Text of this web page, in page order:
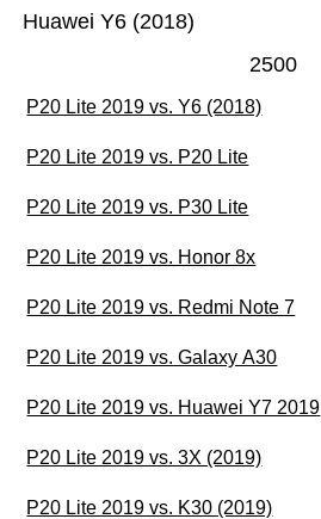
Huawei Y6 (2018)
2500
P20 Lite 2019 vs. Y6 (2018)
P20 Lite 2019 vs. P20 Lite
P20 Lite 2019 vs. P30 Lite
P20 Lite 2019 vs. Honor 8x
P20 Lite 2019 vs. Redmi Note 7
P20 Lite 2019 vs. Galaxy A30
P20 Lite 2019 vs. Huawei Y7 2019
P20 Lite 2019 vs. 3X (2019)
P20 Lite 2019 vs. K30 (2019)